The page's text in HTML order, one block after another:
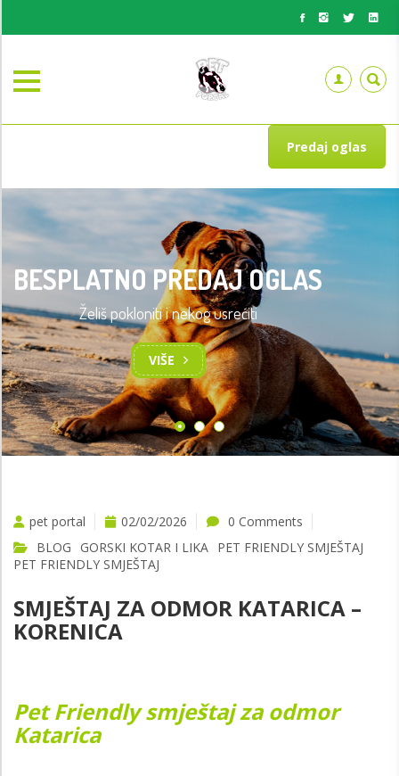
Predaj oglas
BESPLATNO PREDAJ OGLAS
Želiš pokloniti i nekog usrećiti
VIŠE
pet portal 02/02/2026
0 Comments
BLOG
GORSKI KOTAR I LIKA PET FRIENDLY SMJEŠTAJ
PET FRIENDLY SMJEŠTAJ
SMJEŠTAJ ZA ODMOR KATARICA –
KORENICA
Pet Friendly smještaj za odmor
Katarica